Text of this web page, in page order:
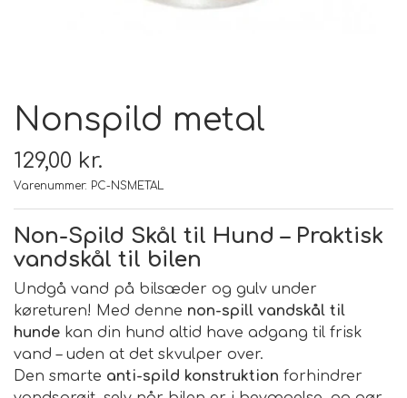
PRÆMIER & GAVER
Nonspild metal
129,00 kr.
Varenummer: PC-NSMETAL
Non-Spild Skål til Hund – Praktisk
vandskål til bilen
Undgå vand på bilsæder og gulv under
køreturen! Med denne non-spill vandskål til
hunde kan din hund altid have adgang til frisk
vand – uden at det skvulper over.
Den smarte anti-spild konstruktion forhindrer